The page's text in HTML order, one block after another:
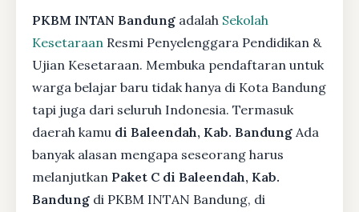
PKBM INTAN Bandung adalah Sekolah
Kesetaraan Resmi Penyelenggara Pendidikan &
Ujian Kesetaraan. Membuka pendaftaran untuk
warga belajar baru tidak hanya di Kota Bandung
tapi juga dari seluruh Indonesia. Termasuk
daerah kamu di Baleendah, Kab. Bandung Ada
banyak alasan mengapa seseorang harus
melanjutkan Paket C di Baleendah, Kab.
Bandung di PKBM INTAN Bandung, di